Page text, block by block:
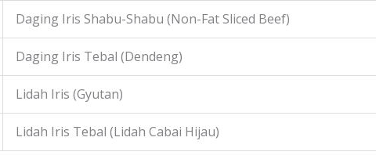
Daging Iris Shabu-Shabu (Non-Fat Sliced Beef)
Daging Iris Tebal (Dendeng)
Lidah Iris (Gyutan)
Lidah Iris Tebal (Lidah Cabai Hijau)